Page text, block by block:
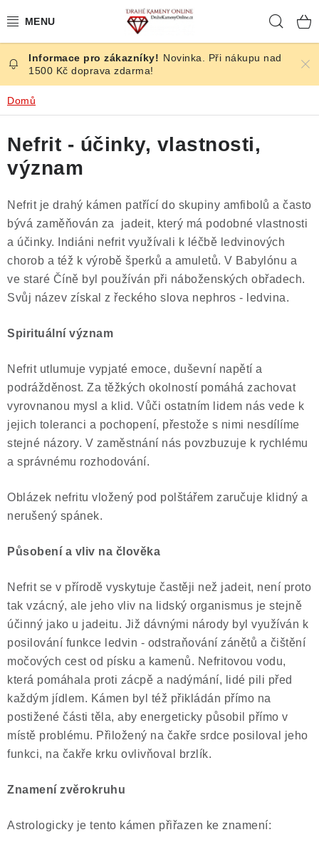
na
ČESKÉ KAMENY
ŠPERKY
KAMENY ZE SVĚTA
BROUŠENÉ
SLEVY
ÚČINKY
KRYSTALY
NÁŠ PŘÍBĚH
VIDEOGALERIE
KONTAKT
MISTROVSKÉ KRYSTALY
Obchodní podmínky
Puncovní značky
Výkup minerálů a drahých kamenů
Formulář pro uplatnění reklamace
Poučení o právu na odstoupení od smlouvy
Novinka. Při nákupu nad
1500 Kč doprava zdarma!
Domů
Nefrit - účinky, vlastnosti,
význam
Nefrit je drahý kámen patřící do skupiny amfibolů a často
bývá zaměňován za jadeit, který má podobné vlastnosti
a účinky. Indiáni nefrit využívali k léčbě ledvinových
chorob a též k výrobě šperků a amuletů. V Babylónu a
ve staré Číně byl používán při náboženských obřadech.
Svůj název získal z řeckého slova nephros - ledvina.
Spirituální význam
Nefrit utlumuje vypjaté emoce, duševní napětí a
podrážděnost. Za těžkých okolností pomáhá zachovat
vyrovnanou mysl a klid. Vůči ostatním lidem nás vede k
jejich toleranci a pochopení, přestože s nimi nesdílíme
stejné názory. V zaměstnání nás povzbuzuje k rychlému
a správnému rozhodování.
Oblázek nefritu vložený pod polštářem zaručuje klidný a
nerušený spánek.
Působení a vliv na člověka
Nefrit se v přírodě vyskytuje častěji než jadeit, není proto
tak vzácný, ale jeho vliv na lidský organismus je stejně
účinný jako u jadeitu. Již dávnými národy byl využíván k
posilování funkce ledvin - odstraňování zánětů a čištění
močových cest od písku a kamenů. Nefritovou vodu,
která pomáhala proti zácpě a nadýmání, lidé pili před
každým jídlem. Kámen byl též přikládán přímo na
postižené části těla, aby energeticky působil přímo v
místě problému. Přiložený na čakře srdce posiloval jeho
funkci, na čakře krku ovlivňoval brzlík.
Znamení zvěrokruhu
Astrologicky je tento kámen přiřazen ke znamení: